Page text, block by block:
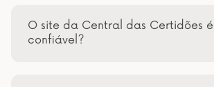
O site da Central das Certidões é
confiável?